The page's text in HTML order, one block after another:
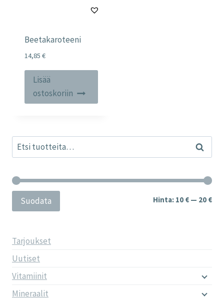
Beetakaroteeni
14,85 €
Lisää
ostoskoriin
Etsi: Haku
Suodata Hinta: 10 € — 20 €
Tarjoukset
Uutiset
Vitamiinit
Mineraalit